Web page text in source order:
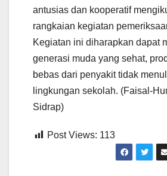
antusias dan kooperatif
rangkaian kegiatan
Kegiatan ini diharapkan dapat
generasi muda yang sehat,
bebas dari penyakit tidak
lingkungan sekolah. (Faisal-
Sidrap)
Post Views: 113